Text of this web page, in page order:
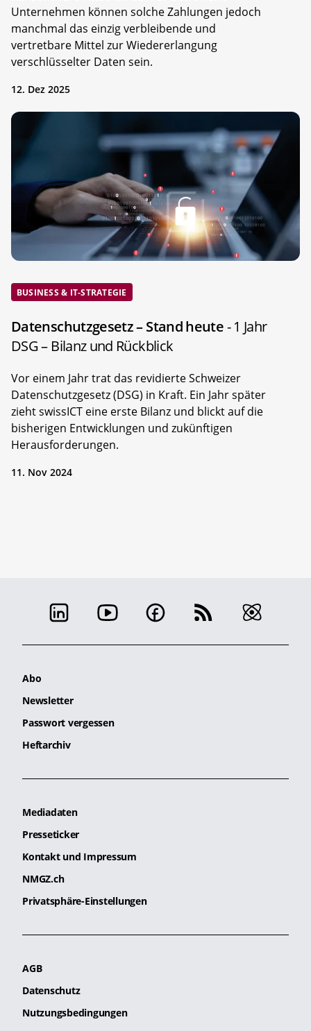
Unternehmen können solche Zahlungen jedoch
manchmal das einzig verbleibende und
vertretbare Mittel zur Wiedererlangung
verschlüsselter Daten sein.
12. Dez 2025
BUSINESS & IT-STRATEGIE
Datenschutzgesetz – Stand heute- 1 Jahr
DSG – Bilanz und Rückblick
Vor einem Jahr trat das revidierte Schweizer
Datenschutzgesetz (DSG) in Kraft. Ein Jahr später
zieht swissICT eine erste Bilanz und blickt auf die
bisherigen Entwicklungen und zukünftigen
Herausforderungen.
11. Nov 2024
Abo
Newsletter
Passwort vergessen
Heftarchiv
Mediadaten
Presseticker
Kontakt und Impressum
NMGZ.ch
Privatsphäre-Einstellungen
AGB
Datenschutz
Nutzungsbedingungen